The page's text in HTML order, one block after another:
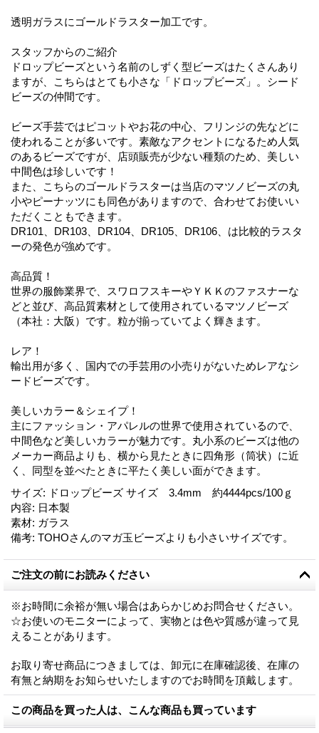
透明ガラスにゴールドラスター加工です。
スタッフからのご紹介
ドロップビーズという名前のしずく型ビーズはたくさんあり
ますが、こちらはとても小さな「ドロップビーズ」。シード
ビーズの仲間です。
ビーズ手芸ではピコットやお花の中心、フリンジの先などに
使われることが多いです。素敵なアクセントになるため人気
のあるビーズですが、店頭販売が少ない種類のため、美しい
中間色は珍しいです！
また、こちらのゴールドラスターは当店のマツノビーズの丸
小やピーナッツにも同色がありますので、合わせてお使いい
ただくこともできます。
DR101、DR103、DR104、DR105、DR106、は比較的ラスタ
ーの発色が強めです。
高品質！
世界の服飾業界で、スワロフスキーやＹＫＫのファスナーな
どと並び、高品質素材として使用されているマツノビーズ
（本社：大阪）です。粒が揃っていてよく輝きます。
レア！
輸出用が多く、国内での手芸用の小売りがないためレアなシ
ードビーズです。
美しいカラー＆シェイプ！
主にファッション・アパレルの世界で使用されているので、
中間色など美しいカラーが魅力です。丸小系のビーズは他の
メーカー商品よりも、横から見たときに四角形（筒状）に近
く、同型を並べたときに平たく美しい面ができます。
サイズ: ドロップビーズ サイズ 3.4mm 約4444pcs/100ｇ
内容: 日本製
素材: ガラス
備考: TOHOさんのマガ玉ビーズよりも小さいサイズです。
ご注文の前にお読みください
※お時間に余裕が無い場合はあらかじめお問合せください。
☆お使いのモニターによって、実物とは色や質感が違って見
えることがあります。
お取り寄せ商品につきましては、卸元に在庫確認後、在庫の
有無と納期をお知らせいたしますのでお時間を頂戴します。
この商品を買った人は、こんな商品も買っています